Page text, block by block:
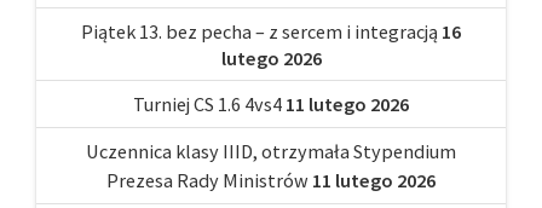
Piątek 13. bez pecha – z sercem i integracją 16
lutego 2026
Turniej CS 1.6 4vs4 11 lutego 2026
Uczennica klasy IIID, otrzymała Stypendium
Prezesa Rady Ministrów 11 lutego 2026